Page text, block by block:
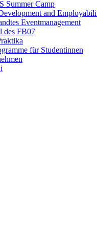
Summer Camp
and
Eventmanagement
des FB07
für Studentinnen